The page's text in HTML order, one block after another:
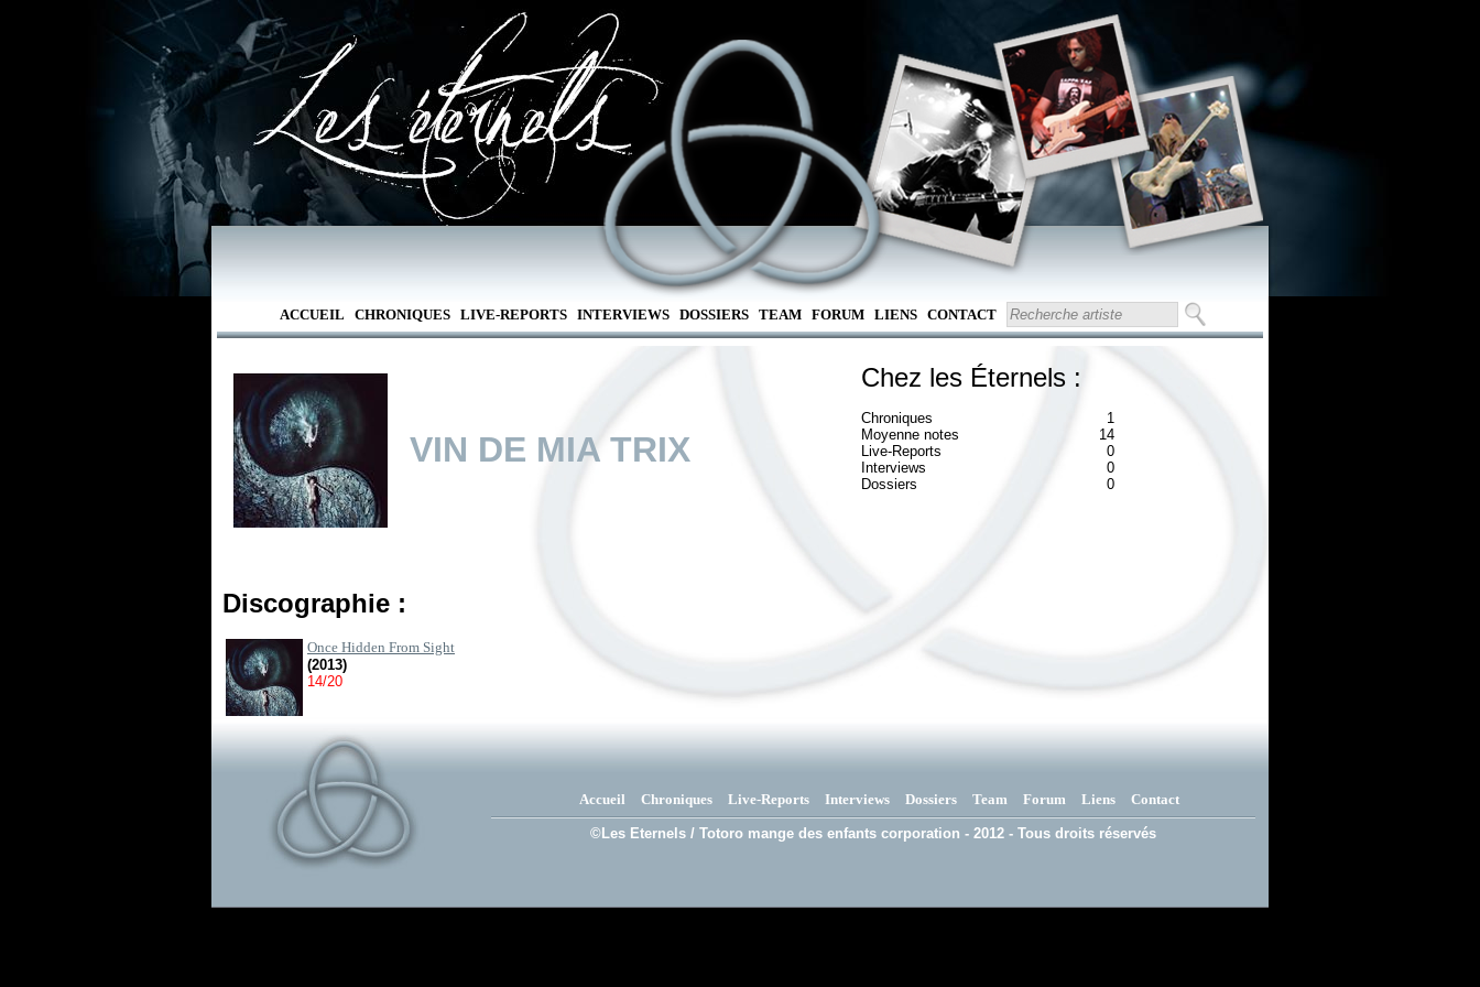
ACCUEIL CHRONIQUES LIVE-REPORTS INTERVIEWS DOSSIERS TEAM FORUM LIENS CONTACT
VIN DE MIA TRIX
Chez les Éternels :
Chroniques
1
Moyenne notes
14
Live-Reports
0
Interviews
0
Dossiers
0
Discographie :
Once Hidden From Sight
(2013)
14/20
Accueil Chroniques Live-Reports Interviews Dossiers Team Forum Liens Contact
©Les Eternels / Totoro mange des enfants corporation - 2012 - Tous droits réservés